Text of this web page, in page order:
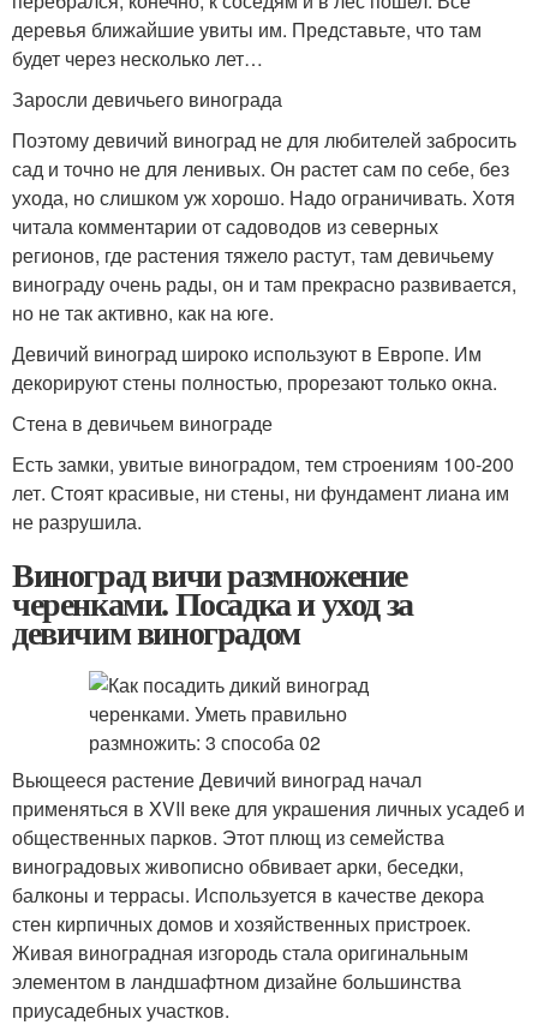
деревья ближайшие увиты им. Представьте, что там
будет через несколько лет…
Заросли девичьего винограда
Поэтому девичий виноград не для любителей забросить
сад и точно не для ленивых. Он растет сам по себе, без
ухода, но слишком уж хорошо. Надо ограничивать. Хотя
читала комментарии от садоводов из северных
регионов, где растения тяжело растут, там девичьему
винограду очень рады, он и там прекрасно развивается,
но не так активно, как на юге.
Девичий виноград широко используют в Европе. Им
декорируют стены полностью, прорезают только окна.
Стена в девичьем винограде
Есть замки, увитые виноградом, тем строениям 100-200
лет. Стоят красивые, ни стены, ни фундамент лиана им
не разрушила.
Виноград вичи размножение
черенками. Посадка и уход за
девичим виноградом
Вьющееся растение Девичий виноград начал
применяться в XVII веке для украшения личных усадеб и
общественных парков. Этот плющ из семейства
виноградовых живописно обвивает арки, беседки,
балконы и террасы. Используется в качестве декора
стен кирпичных домов и хозяйственных пристроек.
Живая виноградная изгородь стала оригинальным
элементом в ландшафтном дизайне большинства
приусадебных участков.